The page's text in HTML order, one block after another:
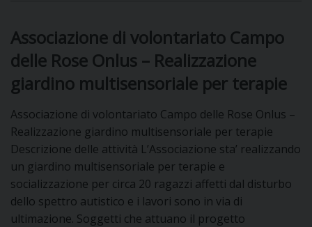
Associazione di volontariato Campo
delle Rose Onlus – Realizzazione
giardino multisensoriale per terapie
Associazione di volontariato Campo delle Rose Onlus –
Realizzazione giardino multisensoriale per terapie
Descrizione delle attività L’Associazione sta’ realizzando
un giardino multisensoriale per terapie e
socializzazione per circa 20 ragazzi affetti dal disturbo
dello spettro autistico e i lavori sono in via di
ultimazione. Soggetti che attuano il progetto